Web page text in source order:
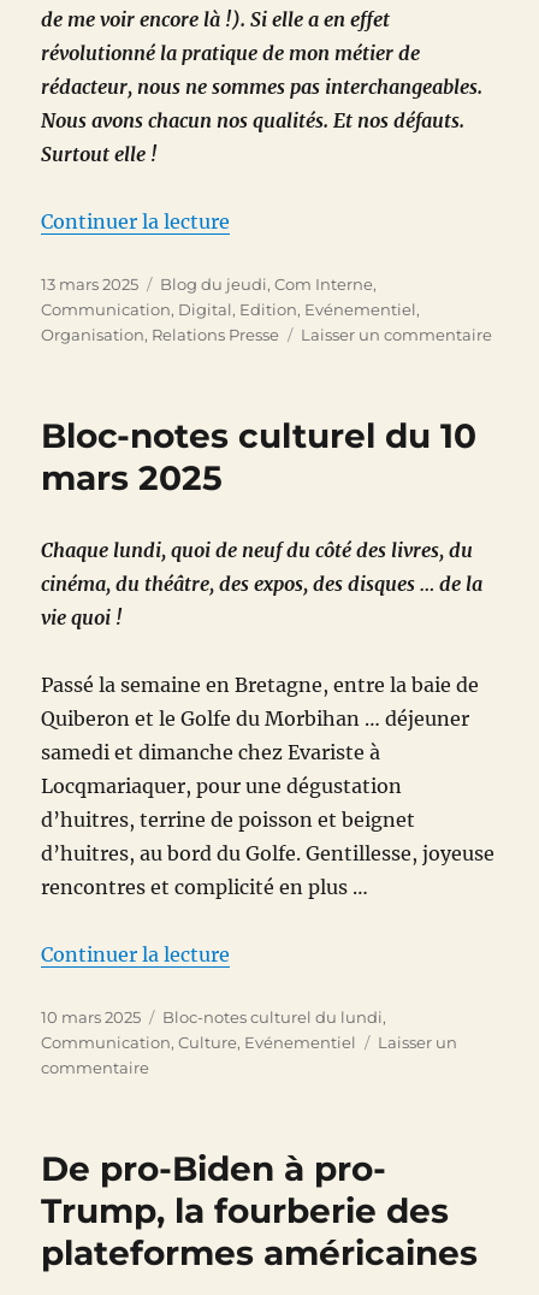
de me voir encore là !). Si elle a en effet
révolutionné la pratique de mon métier de
rédacteur, nous ne sommes pas interchangeables.
Nous avons chacun nos qualités. Et nos défauts.
Surtout elle !
Continuer la lecture
Publié
le
13 mars 2025 Catégories
Blog du jeudi,Com Interne,
Communication, Digital, Edition, Evénementiel,
Organisation, Relations Presse Laisser un commentairesur
Bloc-notes culturel du 10
mars 2025
Chaque lundi, quoi de neuf du côté des livres, du
cinéma, du théâtre, des expos, des disques … de la
vie quoi !
Passé la semaine en Bretagne, entre la baie de
Quiberon et le Golfe du Morbihan … déjeuner
samedi et dimanche chez Evariste à
Locqmariaquer, pour une dégustation
d’huitres, terrine de poisson et beignet
d’huitres, au bord du Golfe. Gentillesse, joyeuse
rencontres et complicité en plus …
Continuer la lecture
Publié
le
10 mars 2025 Catégories
Bloc-notes culturel du lundi,
Communication,Culture, Evénementiel
Laisser un
commentairesur
du
mars
2025
De pro-Biden à pro-
Trump, la fourberie des
plateformes américaines